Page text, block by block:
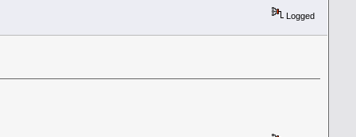
Logged